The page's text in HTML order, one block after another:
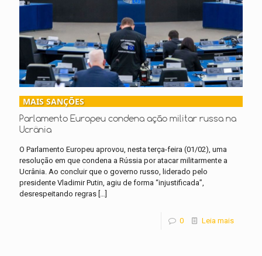
MAIS SANÇÕES
Parlamento Europeu condena ação militar russa na
Ucrânia
O Parlamento Europeu aprovou, nesta terça-feira (01/02), uma
resolução em que condena a Rússia por atacar militarmente a
Ucrânia. Ao concluir que o governo russo, liderado pelo
presidente Vladimir Putin, agiu de forma “injustificada”,
desrespeitando regras […]
0 Leia mais